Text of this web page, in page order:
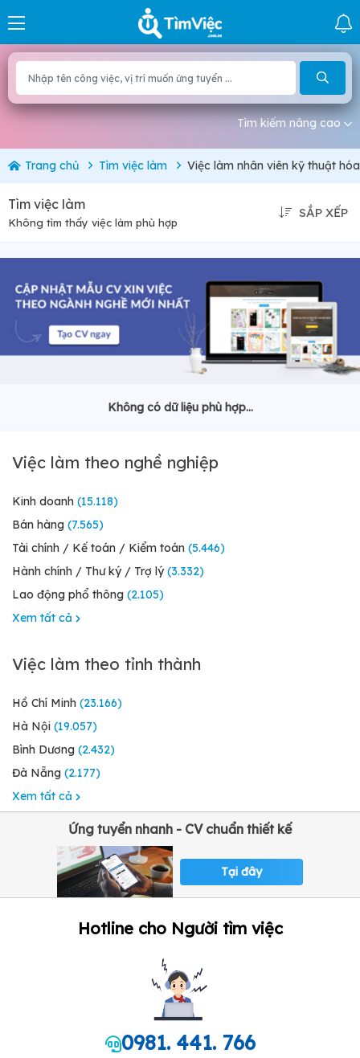
Tìm kiếm nâng cao
Trang chủ Tìm việc làm Việc làm nhân viên kỹ thuật
Tìm việc làm
Không tìm thấy việc làm phù hợp
SẮP XẾP
Không có dữ liệu phù hợp...
Việc làm theo nghề nghiệp
Kinh doanh (15.118)
Bán hàng (7.565)
Tài chính / Kế toán / Kiểm toán (5.446)
Hành chính / Thư ký / Trợ lý (3.332)
Lao động phổ thông (2.105)
Xem tất cả
Việc làm theo tỉnh thành
Hồ Chí Minh (23.166)
Hà Nội (19.057)
Bình Dương (2.432)
Đà Nẵng (2.177)
Xem tất cả
Ứng tuyển nhanh - CV chuẩn thiết kế
Tại đây
Hotline cho Người tìm việc
0981. 441. 766